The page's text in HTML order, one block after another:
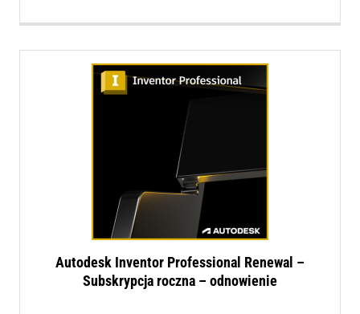
Autodesk Inventor Professional Renewal –
Subskrypcja roczna – odnowienie